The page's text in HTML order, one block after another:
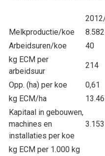
Melkproductie/koe
8.582
Arbeidsuren/koe
40
kg ECM per
arbeidsuur
214
Opp. (ha) per koe 0,61
kg ECM/ha
Kapitaal in gebouwen,
machines en
installaties per koe
3.153
kg ECM per 1.000 kg